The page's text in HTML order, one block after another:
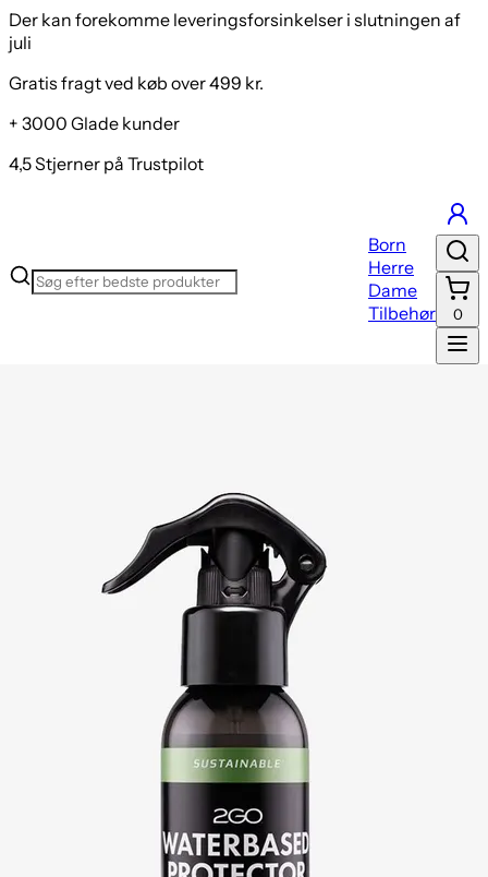
Der kan forekomme leveringsforsinkelser i slutningen af
juli
Gratis fragt ved køb over 499 kr.
+ 3000 Glade kunder
4,5 Stjerner på Trustpilot
Born
Herre
Dame
Tilbehør
0